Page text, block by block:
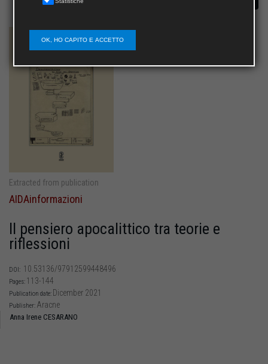
Extracted from publication
AIDAinformazioni
Il pensiero apocalittico tra teorie e
riflessioni
DOI: 10.53136/97912599448496
Pages: 113-144
Publication date: Dicember 2021
Publisher: Aracne
Anna Irene CESARANO
OK, HO CAPITO E ACCETTO